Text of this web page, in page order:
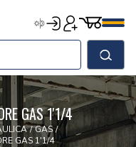
Punto EdileAccediRegistrati
Cerca
GAS 1'1/4
/ GAS /
GAS 1'1/4